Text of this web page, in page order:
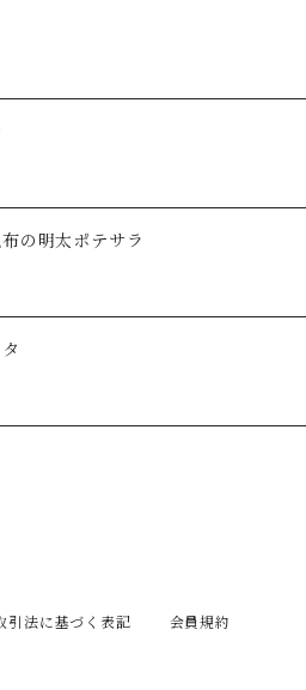
の明太ポテサラ
引法に基づく表記 会員規約